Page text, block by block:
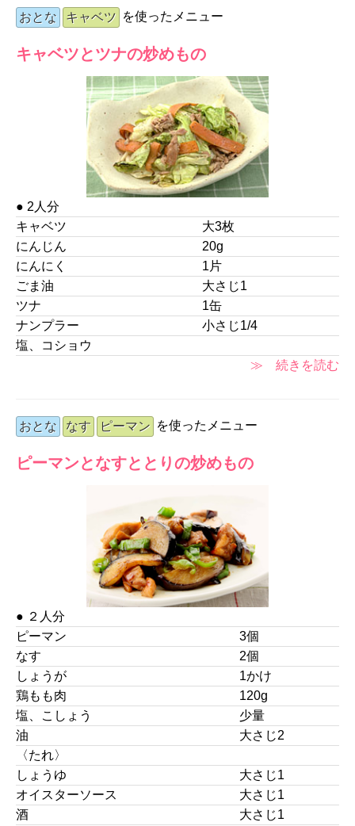
おとな キャベツ を使ったメニュー
キャベツとツナの炒めもの
● 2人分
キャベツ
大3枚
にんじん
20g
にんにく
1片
ごま油
大さじ1
ツナ
1缶
ナンプラー
小さじ1/4
塩、コショウ
≫ 続きを読む
おとな なす ピーマン を使ったメニュー
ピーマンとなすととりの炒めもの
● ２人分
ピーマン
3個
なす
2個
しょうが
1かけ
鶏もも肉
120g
塩、こしょう
少量
油
大さじ2
〈たれ〉
しょうゆ
大さじ1
オイスターソース
大さじ1
酒
大さじ1